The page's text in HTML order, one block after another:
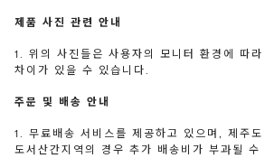
제품 사진 관련 안내
1. 위의 사진들은 사용자의 모니터 환경에 따
차이가 있을 수 있습니다.
주문 및 배송 안내
1. 무료배송 서비스를 제공하고 있으며, 제주
도서산간지역의 경우 추가 배송비가 부과될 수